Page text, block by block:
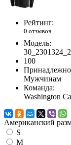
Рейтинг:
0 отзывов
Модель:
100
Мужчинам
Команда:
Washington
Американский
S
M